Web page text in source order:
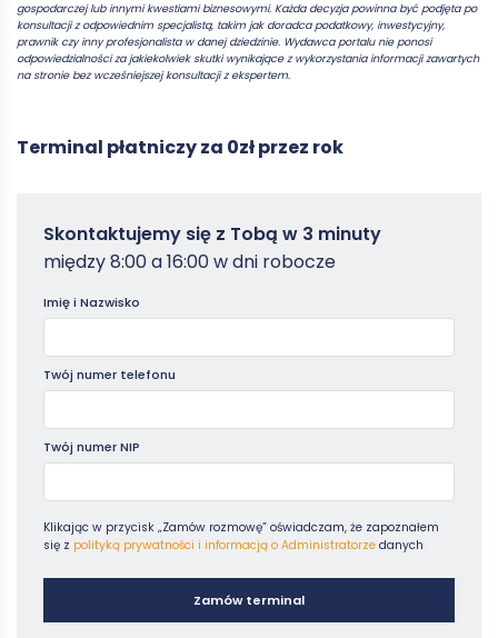
gospodarczej lub innymi kwestiami biznesowymi. Każda decyzja powinna być podjęta po
konsultacji z odpowiednim specjalistą, takim jak doradca podatkowy, inwestycyjny,
prawnik czy inny profesjonalista w danej dziedzinie. Wydawca portalu nie ponosi
odpowiedzialności za jakiekolwiek skutki wynikające z wykorzystania informacji zawartych
na stronie bez wcześniejszej konsultacji z ekspertem.
Terminal płatniczy za 0zł przez rok
Zamowterminal
Poradniki
Skontaktujemy się z Tobą w 3 minuty
między 8:00 a 16:00 w dni robocze
Imię i Nazwisko
Twój numer telefonu
Twój numer NIP
Klikając w przycisk „Zamów rozmowę” oświadczam, że zapoznałem
się z polityką prywatności i informacją o Administratorze danych
Zamów terminal